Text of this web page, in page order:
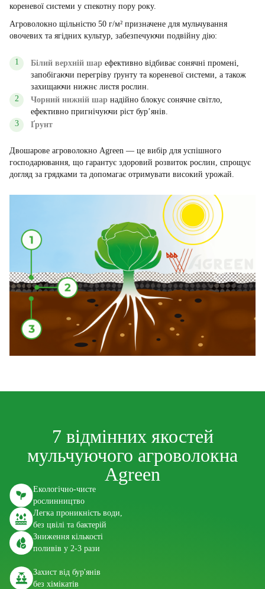
кореневої системи у спекотну пору року.
Агроволокно щільністю 50 г/м² призначене для мульчування
овочевих та ягідних культур, забезпечуючи подвійну дію:
Білий верхній шар ефективно відбиває сонячні промені,
запобігаючи перегріву ґрунту та кореневої системи, а також
захищаючи нижнє листя рослин.
Чорний нижній шар надійно блокує сонячне світло,
ефективно пригнічуючи ріст бур’янів.
Ґрунт
Двошарове агроволокно Agreen — це вибір для успішного
господарювання, що гарантує здоровий розвиток рослин, спрощує
догляд за грядками та допомагає отримувати високий урожай.
7 відмінних якостей
мульчуючого агроволокна
Agreen
Екологічно-чисте
рослинництво
Легка проникність води,
без цвілі та бактерій
Зниження кількості
поливів у 2-3 рази
Захист від бур'янів
без хімікатів